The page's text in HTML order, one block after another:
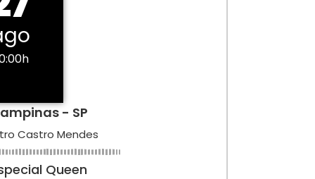
- SP
Castro Mendes
Queen